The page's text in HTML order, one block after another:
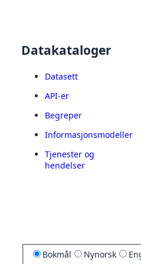
Datakataloger
Datasett
API-er
Begreper
Informasjonsmodeller
Tjenester og
hendelser
Bokmål Nynorsk